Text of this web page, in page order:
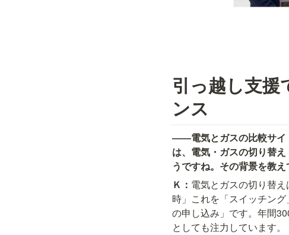
引っ越し支援
ンス
――電気とガスの比較サイ
は、電気・ガスの切り替
うですね。その背景を教え
Ｋ： 電気とガスの切り替
時」これを「スイッチン
の申し込み」です。年間
としても注力しています。